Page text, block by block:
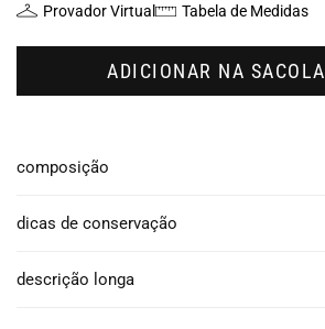
Provador Virtual Tabela de Medidas
ADICIONAR NA SACOLA
composição
dicas de conservação
descrição longa